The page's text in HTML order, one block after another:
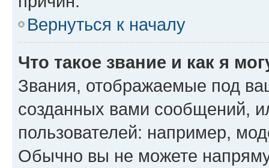
Вернуться к началу
Что такое звание и как я
Звания, отображаемые под
созданных вами сообщений,
пользователей: например,
Обычно вы не можете